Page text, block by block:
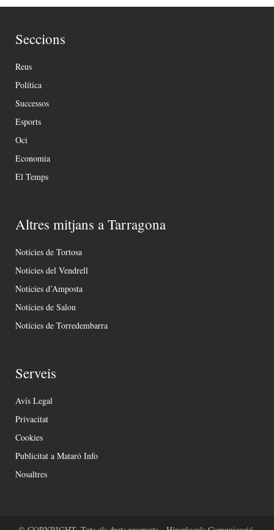
Seccions
Reus
Política
Successos
Esports
Oci
Economia
El Temps
Altres mitjans a Tarragona
Notícies de Tortosa
Notícies del Vendrell
Notícies d’Amposta
Notícies de Salou
Notícies de Torredembarra
Serveis
Avís Legal
Privacitat
Cookies
Publicitat a Mataró Info
Nosaltres